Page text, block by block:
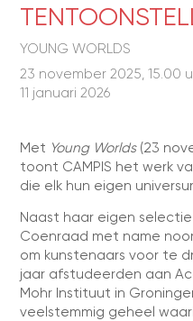
YOUNG WORLDS
23 november 2025, 15.00
11 januari 2026
Met Young Worlds(23
toont CAMPIS het werk
die elk hun eigen
Naast haar eigen
Coenraad met name
om kunstenaars voor te
jaar afstudeerden aan
Mohr Instituut in
veelstemmig geheel